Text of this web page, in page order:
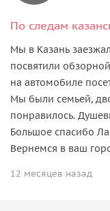
Мы в Казань
посвятили
на автомобиле
Мы были семьей,
понравилось.
Большое спасибо
Вернемся в ваш
12 месяцев назад